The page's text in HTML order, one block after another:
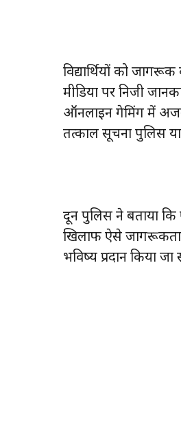
विद्यार्थियों को
मीडिया पर निजी
ऑनलाइन गेमिंग में
तत्काल सूचना पुलिस
दून पुलिस ने बताया कि
खिलाफ ऐसे जागरूकता
भविष्य प्रदान किया